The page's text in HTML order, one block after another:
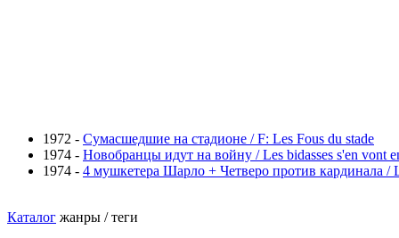
1972 - Сумасшедшие на стадионе / F: Les Fous du stade
1974 - Новобранцы идут на войну / Les bidasses s'en vont
1974 - 4 мушкетера Шарло + Четверо против кардинала /
Каталог жанры / теги